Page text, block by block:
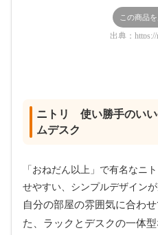
この商品
出典：
ニトリ 使い勝手のい
ムデスク
「おねだん以上」で有名なニ
せやすい、シンプルデザイン
自分の部屋の雰囲気に合わ
た、 ラックとデスクの一体型